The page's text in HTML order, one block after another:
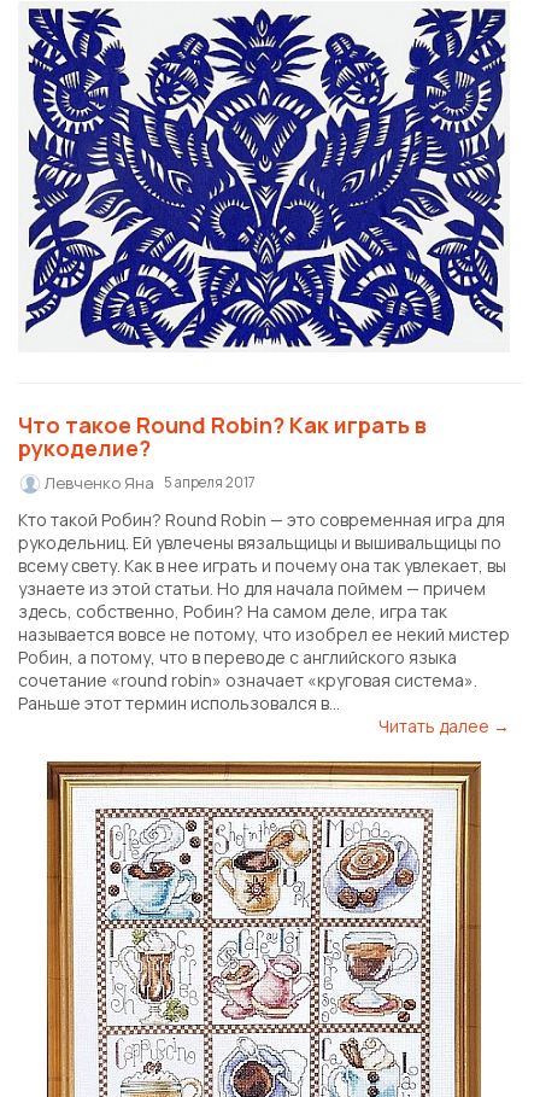
Что такое Round Robin? Как играть в
рукоделие?
Левченко Яна 5 апреля 2017
Кто такой Робин? Round Robin — это современная игра для
рукодельниц. Ей увлечены вязальщицы и вышивальщицы по
всему свету. Как в нее играть и почему она так увлекает, вы
узнаете из этой статьи. Но для начала поймем — причем
здесь, собственно, Робин? На самом деле, игра так
называется вовсе не потому, что изобрел ее некий мистер
Робин, а потому, что в переводе с английского языка
сочетание «round robin» означает «круговая система».
Раньше этот термин использовался в...
Читать далее →